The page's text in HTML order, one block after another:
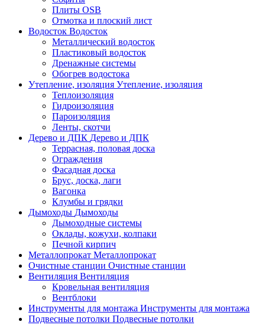
Плиты OSB
Отмотка и плоский лист
Водосток Водосток
Металлический водосток
Пластиковый водосток
Дренажные системы
Обогрев водостока
Утепление, изоляция Утепление, изоляция
Теплоизоляция
Гидроизоляция
Пароизоляция
Ленты, скотчи
Дерево и ДПК Дерево и ДПК
Террасная, половая доска
Ограждения
Фасадная доска
Брус, доска, лаги
Вагонка
Клумбы и грядки
Дымоходы Дымоходы
Дымоходные системы
Оклады, кожухи, колпаки
Печной кирпич
Металлопрокат Металлопрокат
Очистные станции Очистные станции
Вентиляция Вентиляция
Кровельная вентиляция
Вентблоки
Инструменты для монтажа Инструменты для монтажа
Подвесные потолки Подвесные потолки